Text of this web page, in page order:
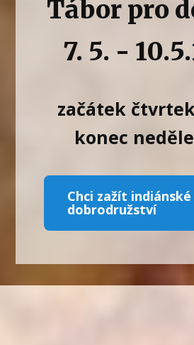
Tábor pro
7. 5. -
začátek
konec
Chci zažít indiánské
dobrodružství